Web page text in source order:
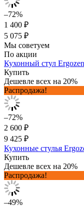
–72%
1 400 ₽
5 075 ₽
Мы советуем
По акции
Кухонный стул
Купить
Дешевле всех на 20%
Распродажа!
–72%
2 600 ₽
9 425 ₽
Кухонные стулья
Купить
Дешевле всех на 20%
Распродажа!
–49%